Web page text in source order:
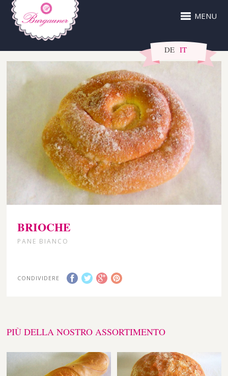
MENU
DE IT
BRIOCHE
PANE BIANCO
CONDIVIDERE
PIÙ DELLA NOSTRO ASSORTIMENTO